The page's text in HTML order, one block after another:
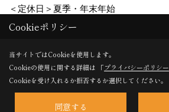
＜定休日＞夏季・年末年始
Copyright (c) 丸栄建設. All Rights Reserved.
Produced byゴデスクリエイト
Cookieポリシー
当サイトではCookieを使用します。
Cookieの使用に関する詳細は 「プライバシーポリシー
Cookieを受け入れるか拒否するか選択してください。
同意する